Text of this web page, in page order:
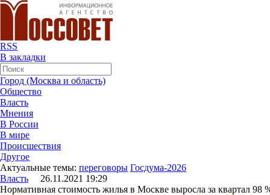
RSS
В закладки
Город (Москва и область)
Общество
Власть
Мнения
В России
В мире
Происшествия
Другое
Актуальные темы: переговоры Госдума-2026
Власть 26.11.2021 19:29
Нормативная стоимость жилья в Москве выросла за квартал 98